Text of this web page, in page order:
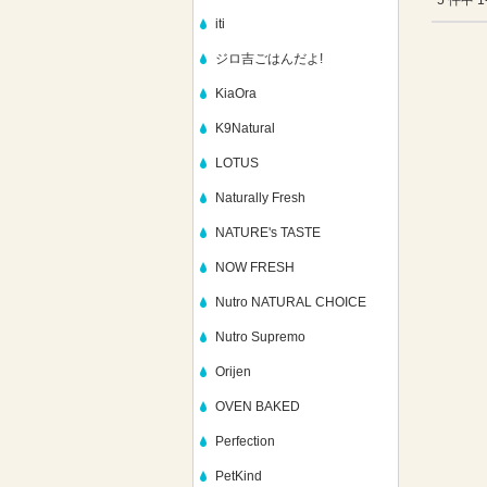
iti
ジロ吉ごはんだよ!
KiaOra
K9Natural
LOTUS
Naturally Fresh
NATURE's TASTE
NOW FRESH
Nutro NATURAL CHOICE
Nutro Supremo
Orijen
OVEN BAKED
Perfection
PetKind